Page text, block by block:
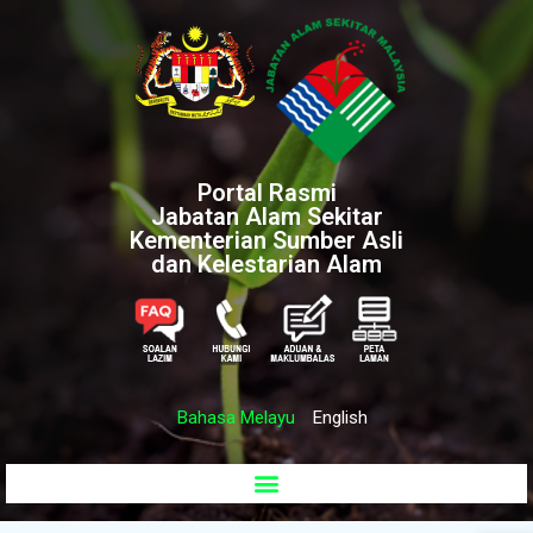
Portal Rasmi
Jabatan Alam Sekitar
Kementerian Sumber Asli
dan Kelestarian Alam
Bahasa Melayu English